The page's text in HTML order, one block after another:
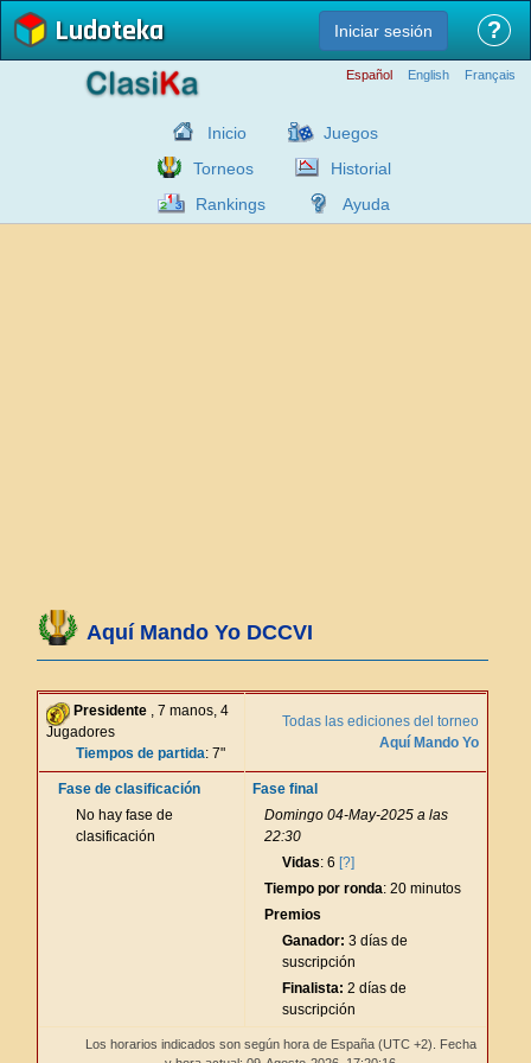
Ludoteka Iniciar sesión ?
Español English Français
Inicio
Juegos
Torneos
Historial
Rankings
Ayuda
Aquí Mando Yo DCCVI
Presidente , 7 manos, 4
Jugadores
Tiempos de partida: 7"
Todas las ediciones del torneo
Aquí Mando Yo
Fase de clasificación
No hay fase de
clasificación
Fase final
Domingo 04-May-2025 a las
22:30
Vidas: 6 [?]
Tiempo por ronda: 20 minutos
Premios
Ganador: 3 días de
suscripción
Finalista: 2 días de
suscripción
Los horarios indicados son según hora de España (UTC +2). Fecha